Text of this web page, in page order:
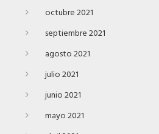
octubre 2021
septiembre 2021
agosto 2021
julio 2021
junio 2021
mayo 2021